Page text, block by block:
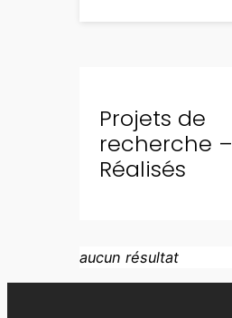
Projets de
recherche –
Réalisés
aucun résultat